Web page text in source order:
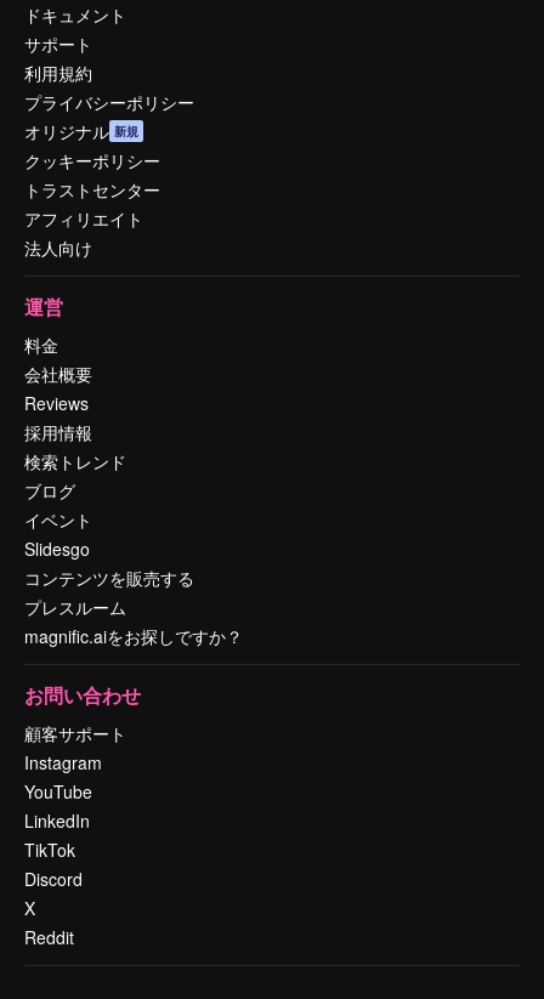
ドキュメント
サポート
利用規約
プライバシーポリシー
オリジナル 新規
クッキーポリシー
トラストセンター
アフィリエイト
法人向け
運営
料金
会社概要
Reviews
採用情報
検索トレンド
ブログ
イベント
Slidesgo
コンテンツを販売する
プレスルーム
magnific.aiをお探しですか？
お問い合わせ
顧客サポート
Instagram
YouTube
LinkedIn
TikTok
Discord
X
Reddit